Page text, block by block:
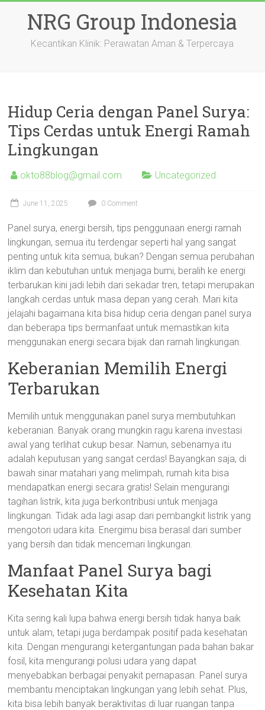
contentNRG Group Indonesia
Kecantikan Klinik: Perawatan Aman & Terpercaya
Hidup Ceria dengan Panel Surya:
Tips Cerdas untuk Energi Ramah
Lingkungan
okto88blog@gmail.com Uncategorized
June 11, 2025 0 Comment
Panel surya, energi bersih, tips penggunaan energi ramah
lingkungan, semua itu terdengar seperti hal yang sangat
penting untuk kita semua, bukan? Dengan semua perubahan
iklim dan kebutuhan untuk menjaga bumi, beralih ke energi
terbarukan kini jadi lebih dari sekadar tren, tetapi merupakan
langkah cerdas untuk masa depan yang cerah. Mari kita
jelajahi bagaimana kita bisa hidup ceria dengan panel surya
dan beberapa tips bermanfaat untuk memastikan kita
menggunakan energi secara bijak dan ramah lingkungan.
Keberanian Memilih Energi
Terbarukan
Memilih untuk menggunakan panel surya membutuhkan
keberanian. Banyak orang mungkin ragu karena investasi
awal yang terlihat cukup besar. Namun, sebenarnya itu
adalah keputusan yang sangat cerdas! Bayangkan saja, di
bawah sinar matahari yang melimpah, rumah kita bisa
mendapatkan energi secara gratis! Selain mengurangi
tagihan listrik, kita juga berkontribusi untuk menjaga
lingkungan. Tidak ada lagi asap dari pembangkit listrik yang
mengotori udara kita. Energimu bisa berasal dari sumber
yang bersih dan tidak mencemari lingkungan.
Manfaat Panel Surya bagi
Kesehatan Kita
Kita sering kali lupa bahwa energi bersih tidak hanya baik
untuk alam, tetapi juga berdampak positif pada kesehatan
kita. Dengan mengurangi ketergantungan pada bahan bakar
fosil, kita mengurangi polusi udara yang dapat
menyebabkan berbagai penyakit pernapasan. Panel surya
membantu menciptakan lingkungan yang lebih sehat. Plus,
kita bisa lebih banyak beraktivitas di luar ruangan tanpa